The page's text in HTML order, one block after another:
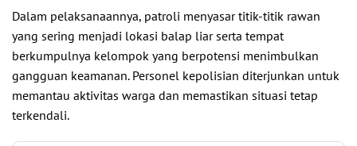
Dalam pelaksanaannya, patroli menyasar titik-titik rawan
yang sering menjadi lokasi balap liar serta tempat
berkumpulnya kelompok yang berpotensi menimbulkan
gangguan keamanan. Personel kepolisian diterjunkan untuk
memantau aktivitas warga dan memastikan situasi tetap
terkendali.